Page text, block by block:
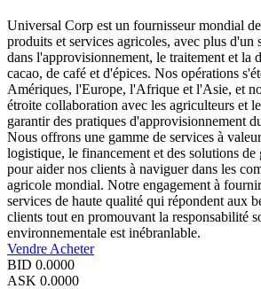
Universal Corp est un fournisseur mondial
produits et services agricoles, avec plus d'un
dans l'approvisionnement, le traitement et la
cacao, de café et d'épices. Nos opérations
Amériques, l'Europe, l'Afrique et l'Asie, et
étroite collaboration avec les agriculteurs et
garantir des pratiques d'approvisionnement
Nous offrons une gamme de services à
logistique, le financement et des solutions de
pour aider nos clients à naviguer dans les
agricole mondial. Notre engagement à
services de haute qualité qui répondent aux
clients tout en promouvant la responsabilité
environnementale est inébranlable.
Vendre Acheter
BID 0.0000
ASK 0.0000